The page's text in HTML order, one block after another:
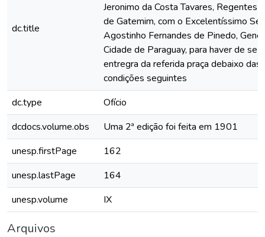
dc.title
Jeronimo da Costa Tavares, Regentes
de Gatemim, com o Excelentíssimo
Agostinho Fernandes de Pinedo,
Cidade de Paraguay, para haver de se-
entregra da referida praça debaixo das
condições seguintes
dc.type
Ofício
dcdocs.volume.obs
Uma 2ª edição foi feita em 1901
unesp.firstPage
162
unesp.lastPage
164
unesp.volume
IX
Arquivos